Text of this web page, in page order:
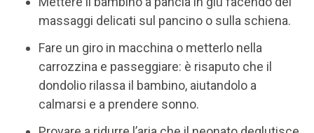
massaggi delicati sul pancino o sulla schiena.
Fare un giro in macchina o metterlo nella
carrozzina e passeggiare: è risaputo che il
dondolio rilassa il bambino, aiutandolo a
calmarsi e a prendere sonno.